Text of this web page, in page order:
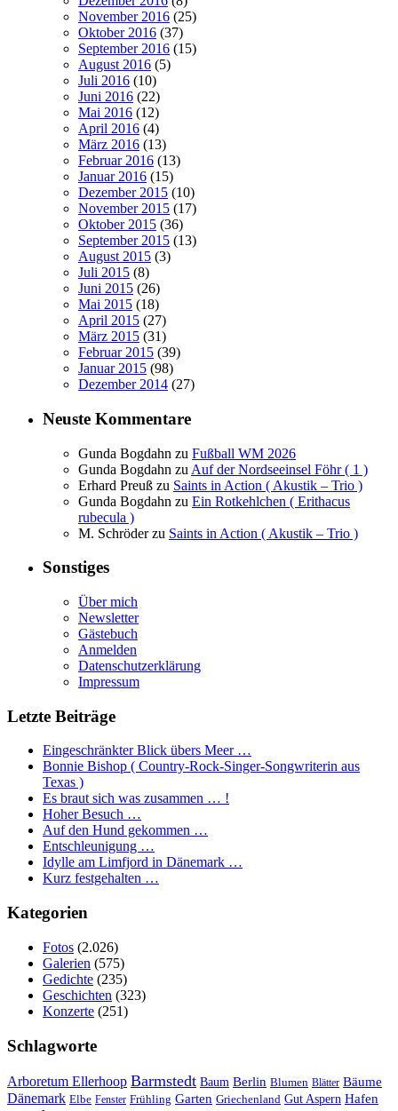
November 2016 (25)
Oktober 2016 (37)
September 2016 (15)
August 2016 (5)
Juli 2016 (10)
Juni 2016 (22)
Mai 2016 (12)
April 2016 (4)
März 2016 (13)
Februar 2016 (13)
Januar 2016 (15)
Dezember 2015 (10)
November 2015 (17)
Oktober 2015 (36)
September 2015 (13)
August 2015 (3)
Juli 2015 (8)
Juni 2015 (26)
Mai 2015 (18)
April 2015 (27)
März 2015 (31)
Februar 2015 (39)
Januar 2015 (98)
Dezember 2014 (27)
Neuste Kommentare
Gunda Bogdahn zu Fußball WM 2026
Gunda Bogdahn zu Auf der Nordseeinsel Föhr ( 1 )
Erhard Preuß zu Saints in Action ( Akustik – Trio )
Gunda Bogdahn zu Ein Rotkehlchen ( Erithacus
rubecula )
M. Schröderzu Saints in Action ( Akustik – Trio )
Sonstiges
Über mich
Newsletter
Gästebuch
Anmelden
Datenschutzerklärung
Impressum
Letzte Beiträge
Eingeschränkter Blick übers Meer …
Bonnie Bishop ( Country-Rock-Singer-Songwriterin aus
Texas )
Es braut sich was zusammen … !
Hoher Besuch …
Auf den Hund gekommen …
Entschleunigung …
Idylle am Limfjord in Dänemark …
Kurz festgehalten …
Kategorien
Fotos (2.026)
Galerien (575)
Gedichte (235)
Geschichten (323)
Konzerte (251)
Schlagworte
Arboretum Ellerhoop Barmstedt Baum Berlin Blumen Blätter Bäume
Dänemark Elbe Fenster Frühling Garten Griechenland Gut Aspern Hafen